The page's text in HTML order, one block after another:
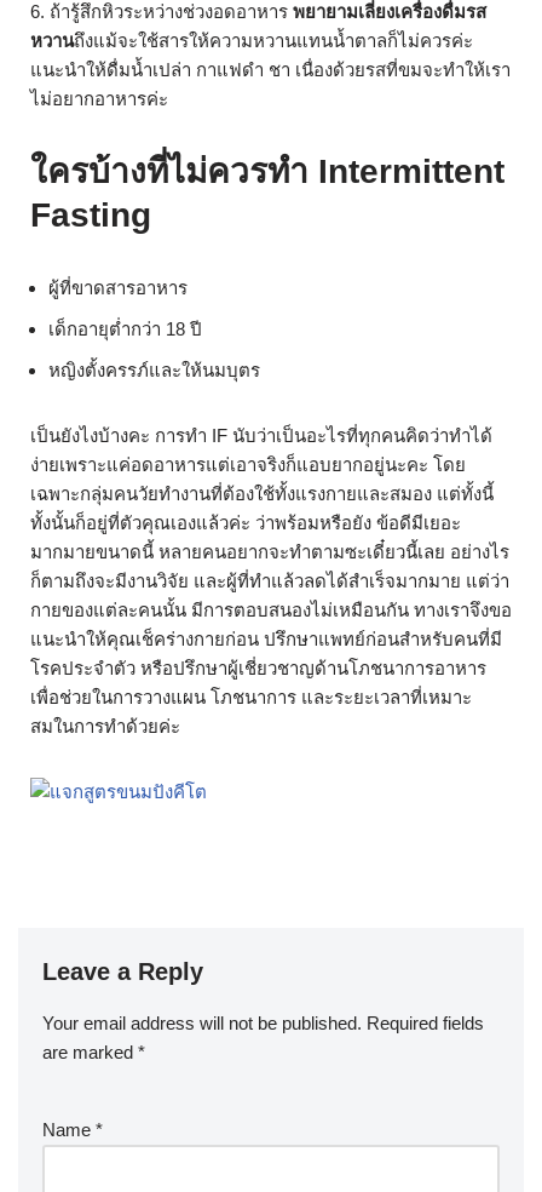
6. ถ้ารู้สึกหิวระหว่างช่วงอดอาหาร พยายามเลี่ยงเครื่องดื่มรส
หวานถึงแม้จะใช้สารให้ความหวานแทนน้ำตาลก็ไม่ควรค่ะ
แนะนำให้ดื่มน้ำเปล่า กาแฟดำ ชา เนื่องด้วยรสที่ขมจะทำให้เรา
ไม่อยากอาหารค่ะ
ใครบ้างที่ไม่ควรทำ Intermittent
Fasting
ผู้ที่ขาดสารอาหาร
เด็กอายุต่ำกว่า 18 ปี
หญิงตั้งครรภ์และให้นมบุตร
เป็นยังไงบ้างคะ การทำ IF นับว่าเป็นอะไรที่ทุกคนคิดว่าทำได้
ง่ายเพราะแค่อดอาหารแต่เอาจริงก็แอบยากอยู่นะคะ โดย
เฉพาะกลุ่มคนวัยทำงานที่ต้องใช้ทั้งแรงกายและสมอง แต่ทั้งนี้
ทั้งนั้นก็อยู่ที่ตัวคุณเองแล้วค่ะ ว่าพร้อมหรือยัง ข้อดีมีเยอะ
มากมายขนาดนี้ หลายคนอยากจะทำตามซะเดี๋ยวนี้เลย อย่างไร
ก็ตามถึงจะมีงานวิจัย และผู้ที่ทำแล้วลดได้สำเร็จมากมาย แต่ว่า
กายของแต่ละคนนั้น มีการตอบสนองไม่เหมือนกัน ทางเราจึงขอ
แนะนำให้คุณเช็คร่างกายก่อน ปรึกษาแพทย์ก่อนสำหรับคนที่มี
โรคประจำตัว หรือปรึกษาผู้เชี่ยวชาญด้านโภชนาการอาหาร
เพื่อช่วยในการวางแผน โภชนาการ และระยะเวลาที่เหมาะ
สมในการทำด้วยค่ะ
Leave a Reply
Your email address will not be published. Required fields
are marked *
Name *